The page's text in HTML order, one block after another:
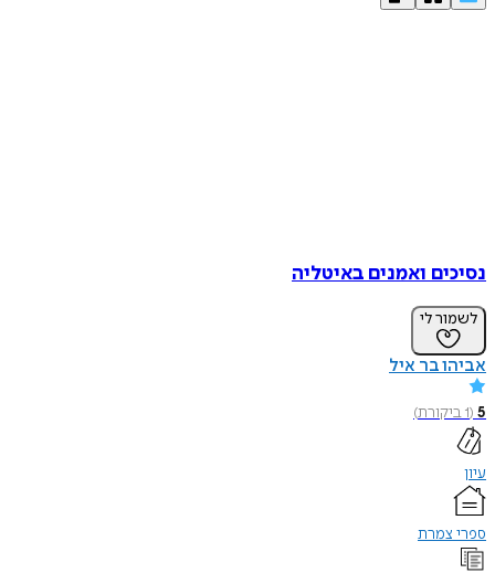
נסיכים ואמנים באיטליה
לשמור לי
אביהו בר איל
5
(
1ביקורת)
עיון
ספרי צמרת